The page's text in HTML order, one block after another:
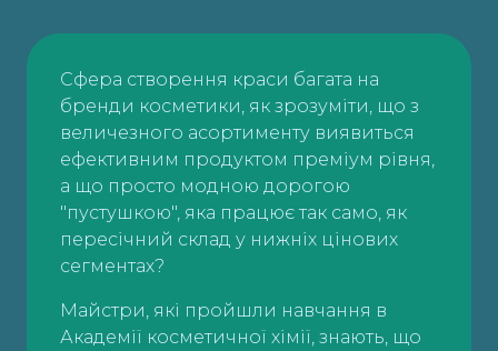
Сфера створення краси багата на
бренди косметики, як зрозуміти, що з
величезного асортименту виявиться
ефективним продуктом преміум рівня,
а що просто модною дорогою
"пустушкою", яка працює так само, як
пересічний склад у нижніх цінових
сегментах?
Майстри, які пройшли навчання в
Академії косметичної хімії, знають, що